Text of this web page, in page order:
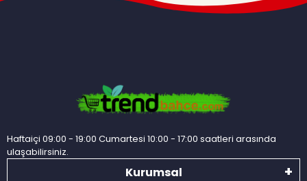
Haftaiçi 09:00 - 19:00 Cumartesi 10:00 - 17:00 saatleri arasında
ulaşabilirsiniz.
Kurumsal